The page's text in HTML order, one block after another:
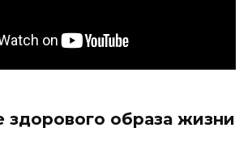
здорового образа жизни